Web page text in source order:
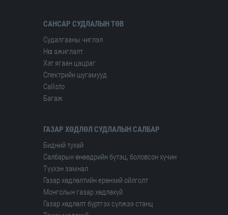
САНСАР СУДЛАЛЫН ТӨВ
Судалгааны чиглэл
Hα ажиглалт
Хэт ягаан цацраг
Спектрийн шугамууд
Сallisto
Багаж
ГАЗАР ХӨДЛӨЛ СУДЛАЛЫН САЛБАР
Бидний тухай
Салбарын өнөөдрийн бүтэц, боловсон хүчин
Түүхэн замнал
Газар хөдлөлтийн ерөнхий ойлголт
Монголын газар хөдлөхүй
Газар хөдлөлт бүртгэх сүлжээ станц